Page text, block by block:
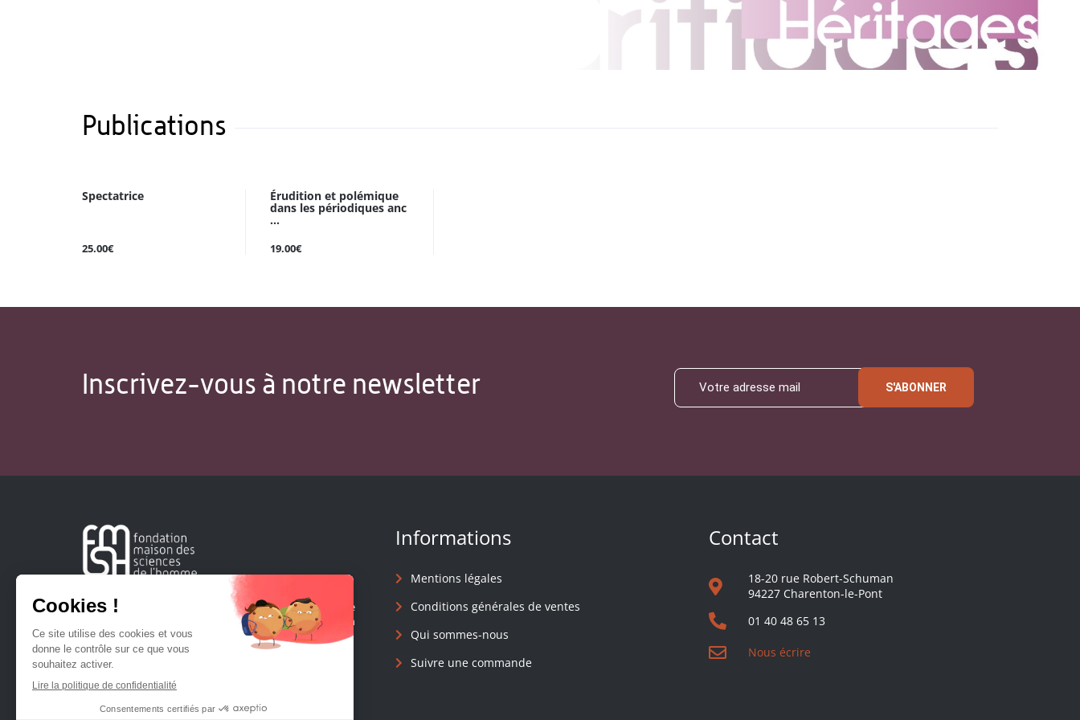
Publications
Spectatrice
25.00€
Érudition et polémique
dans les périodiques anc
...
19.00€
Inscrivez-vous à notre newsletter S'ABONNER
Créée en 1963, la Fondation Maison Sciences de l'Homme
soutient la recherche et la diffusion des connaissances en
sciences humaines et sociales.
Informations
Mentions légales
Conditions générales de ventes
Qui sommes-nous
Suivre une commande
Contact
18-20 rue Robert-Schuman
94227 Charenton-le-Pont
01 40 48 65 13
Nous écrire